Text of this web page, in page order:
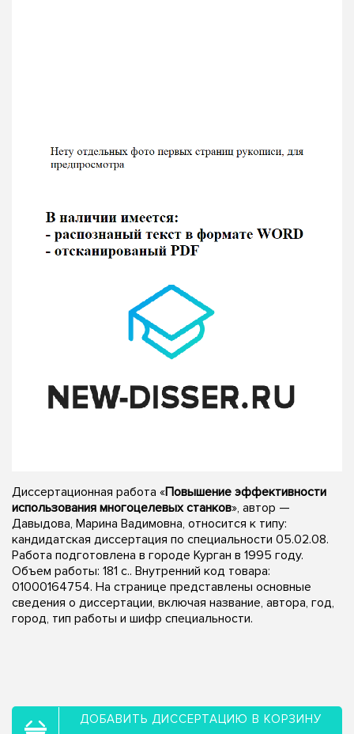
Диссертационная работа «Повышение эффективности
использования многоцелевых станков», автор —
Давыдова, Марина Вадимовна, относится к типу:
кандидатская диссертация по специальности 05.02.08.
Работа подготовлена в городе Курган в 1995 году.
Объем работы: 181 с.. Внутренний код товара:
01000164754. На странице представлены основные
сведения о диссертации, включая название, автора, год,
город, тип работы и шифр специальности.
ДОБАВИТЬ ДИССЕРТАЦИЮ В КОРЗИНУ